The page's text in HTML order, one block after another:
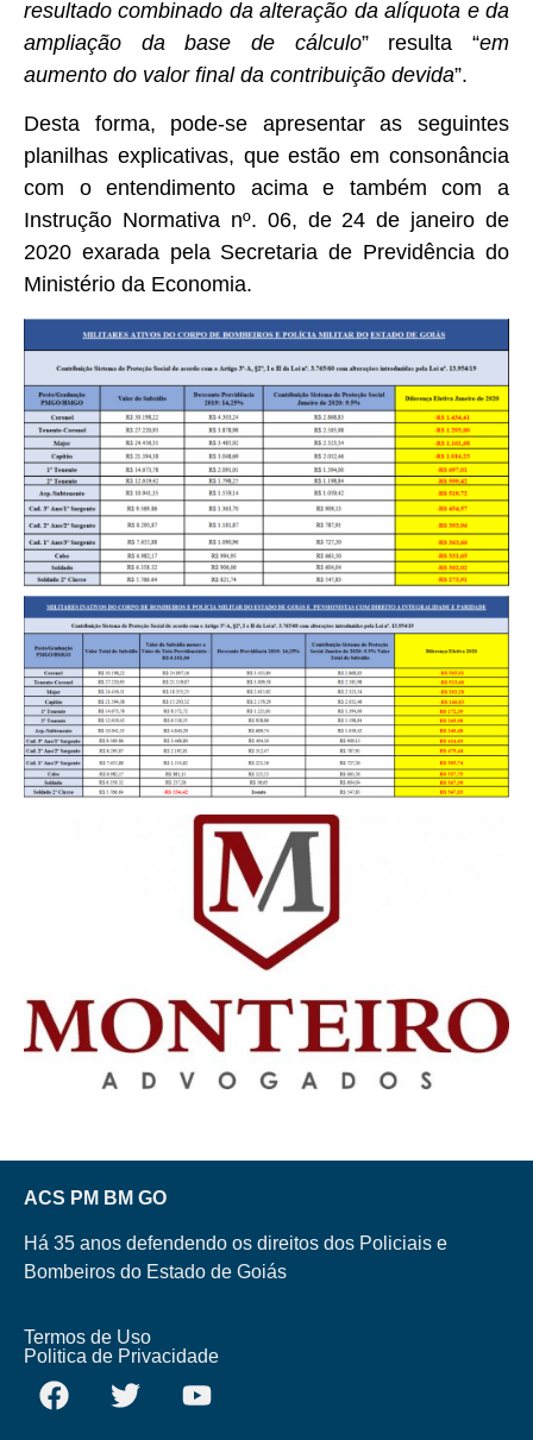
resultado combinado da alteração da alíquota e da
ampliação da base de cálculo” resulta “em
aumento do valor final da contribuição devida”.
Desta forma, pode-se apresentar as seguintes
planilhas explicativas, que estão em consonância
com o entendimento acima e também com a
Instrução Normativa nº. 06, de 24 de janeiro de
2020 exarada pela Secretaria de Previdência do
Ministério da Economia.
ACS PM BM GO
Há 35 anos defendendo os direitos dos Policiais e
Bombeiros do Estado de Goiás
Termos de Uso
Politica de Privacidade